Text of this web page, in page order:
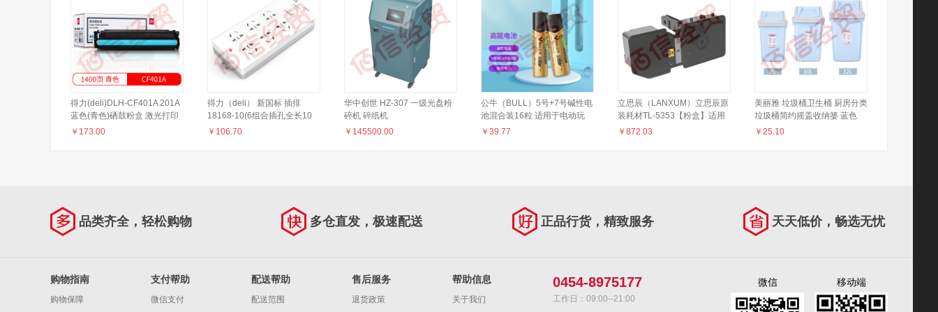
得力(deli)DLH-CF401A 201A
蓝色(青色)硒鼓粉盒 激光打印
机硒鼓(适用惠普
￥ 173.00
得力（deli） 新国标 插排
18168-10(6组合插孔全长10
米)
￥ 106.70
华中创世 HZ-307 一级光盘粉
碎机 碎纸机
￥ 145500.00
公牛（BULL）5号+7号碱性电
池混合装16粒 适用于电动玩
具/遥控器/无线鼠标/钟表/电子
￥ 39.77
立思辰（LANXUM）立思辰原
装耗材TL-5353【粉盒】适用
GA7530cdn/GA3530 黄色粉
￥ 872.03
美丽雅 垃圾桶卫生桶 厨房分类
垃圾桶简约摇盖收纳篓 蓝色
【12L】（5个起售）
￥ 25.10
品类齐全，轻松购物 多仓直发，极速配送 正品行货，精致服务 天天低价，畅选无忧
购物指南
购物保障
支付帮助
微信支付
配送帮助
配送范围
售后服务
退货政策
帮助信息
关于我们
0454-8975177
工作日：09:00--21:00
微信 移动端